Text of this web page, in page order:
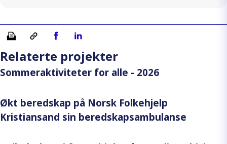
Skriv ut Kopiera länkDel på Facebook
Del på Linkedin
Relaterte projekter
Sommeraktiviteter for alle - 2026
Økt beredskap på Norsk Folkehjelp
Kristiansand sin beredskapsambulanse